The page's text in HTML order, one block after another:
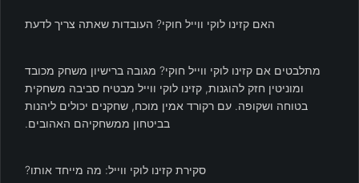
האם קזינו לוקי ווייל חוקי? העובדות שאתה צריך לדעת
מתלבטים אם קזינו לוקי ווייל חוקי? מגובה ברישיון משחק מכובד
ומוניטין חזק להוגנות, קזינו לוקי ווייל מבטיח סביבה משחקית
בטוחה ושקופה. עם רקורד אמין מוכח, שחקנים יכולים ליהנות
בביטחון ממשחקיהם האהובים.
סקירת קזינו לוקי ווייל: מה מייחד אותו?